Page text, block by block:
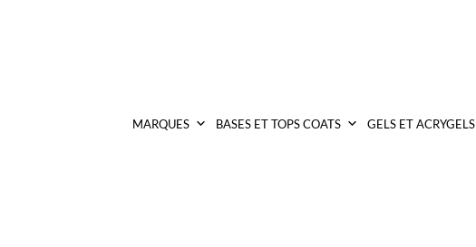
MARQUES BASES ET TOPS COATS GELS ET ACRYGELS